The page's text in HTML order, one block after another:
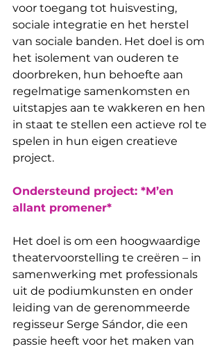
voor toegang tot huisvesting,
sociale integratie en het herstel
van sociale banden. Het doel is om
het isolement van ouderen te
doorbreken, hun behoefte aan
regelmatige samenkomsten en
uitstapjes aan te wakkeren en hen
in staat te stellen een actieve rol te
spelen in hun eigen creatieve
project.
Ondersteund project: *M’en
allant promener*
Het doel is om een ​​hoogwaardige
theatervoorstelling te creëren – in
samenwerking met professionals
uit de podiumkunsten en onder
leiding van de gerenommeerde
regisseur Serge Sándor, die een
passie heeft voor het maken van